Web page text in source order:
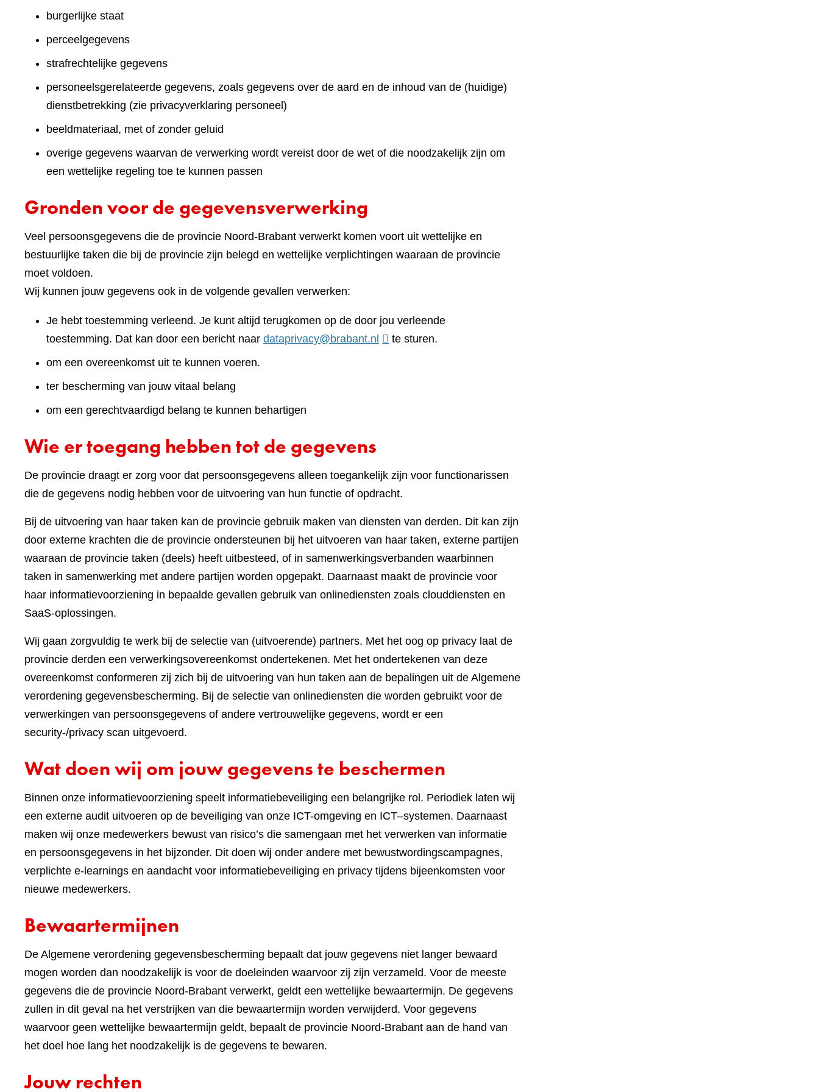
burgerlijke staat
perceelgegevens
strafrechtelijke gegevens
personeelsgerelateerde gegevens, zoals gegevens over de aard en de inhoud van de (huidige)
dienstbetrekking (zie privacyverklaring personeel)
beeldmateriaal, met of zonder geluid
overige gegevens waarvan de verwerking wordt vereist door de wet of die noodzakelijk zijn om
een wettelijke regeling toe te kunnen passen
Gronden voor de gegevensverwerking
Veel persoonsgegevens die de provincie Noord-Brabant verwerkt komen voort uit wettelijke en
bestuurlijke taken die bij de provincie zijn belegd en wettelijke verplichtingen waaraan de provincie
moet voldoen.
Wij kunnen jouw gegevens ook in de volgende gevallen verwerken:
Je hebt toestemming verleend. Je kunt altijd terugkomen op de door jou verleende
toestemming. Dat kan door een bericht naar dataprivacy@brabant.nl
te sturen.
om een overeenkomst uit te kunnen voeren.
ter bescherming van jouw vitaal belang
om een gerechtvaardigd belang te kunnen behartigen
Wie er toegang hebben tot de gegevens
De provincie draagt er zorg voor dat persoonsgegevens alleen toegankelijk zijn voor functionarissen
die de gegevens nodig hebben voor de uitvoering van hun functie of opdracht.
Bij de uitvoering van haar taken kan de provincie gebruik maken van diensten van derden. Dit kan zijn
door externe krachten die de provincie ondersteunen bij het uitvoeren van haar taken, externe partijen
waaraan de provincie taken (deels) heeft uitbesteed, of in samenwerkingsverbanden waarbinnen
taken in samenwerking met andere partijen worden opgepakt. Daarnaast maakt de provincie voor
haar informatievoorziening in bepaalde gevallen gebruik van onlinediensten zoals clouddiensten en
SaaS-oplossingen.
Wij gaan zorgvuldig te werk bij de selectie van (uitvoerende) partners. Met het oog op privacy laat de
provincie derden een verwerkingsovereenkomst ondertekenen. Met het ondertekenen van deze
overeenkomst conformeren zij zich bij de uitvoering van hun taken aan de bepalingen uit de Algemene
verordening gegevensbescherming. Bij de selectie van onlinediensten die worden gebruikt voor de
verwerkingen van persoonsgegevens of andere vertrouwelijke gegevens, wordt er een
security-/privacy scan uitgevoerd.
Wat doen wij om jouw gegevens te beschermen
Binnen onze informatievoorziening speelt informatiebeveiliging een belangrijke rol. Periodiek laten wij
een externe audit uitvoeren op de beveiliging van onze ICT-omgeving en ICT–systemen. Daarnaast
maken wij onze medewerkers bewust van risico’s die samengaan met het verwerken van informatie
en persoonsgegevens in het bijzonder. Dit doen wij onder andere met bewustwordingscampagnes,
verplichte e-learnings en aandacht voor informatiebeveiliging en privacy tijdens bijeenkomsten voor
nieuwe medewerkers.
Bewaartermijnen
De Algemene verordening gegevensbescherming bepaalt dat jouw gegevens niet langer bewaard
mogen worden dan noodzakelijk is voor de doeleinden waarvoor zij zijn verzameld. Voor de meeste
gegevens die de provincie Noord-Brabant verwerkt, geldt een wettelijke bewaartermijn. De gegevens
zullen in dit geval na het verstrijken van die bewaartermijn worden verwijderd. Voor gegevens
waarvoor geen wettelijke bewaartermijn geldt, bepaalt de provincie Noord-Brabant aan de hand van
het doel hoe lang het noodzakelijk is de gegevens te bewaren.
Jouw rechten